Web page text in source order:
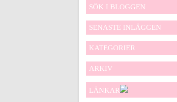
SÖK I BLOGGEN
SENASTE INLÄGGEN
KATEGORIER
ARKIV
LÄNKAR